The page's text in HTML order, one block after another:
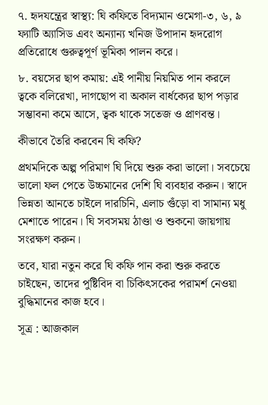
৭. হৃদযন্ত্রের স্বাস্থ্য: ঘি কফিতে বিদ্যমান ওমেগা-৩, ৬, ৯
ফ্যাটি অ্যাসিড এবং অন্যান্য খনিজ উপাদান হৃদরোগ
প্রতিরোধে গুরুত্বপূর্ণ ভূমিকা পালন করে।
৮. বয়সের ছাপ কমায়: এই পানীয় নিয়মিত পান করলে
ত্বকে বলিরেখা, দাগছোপ বা অকাল বার্ধক্যের ছাপ পড়ার
সম্ভাবনা কমে আসে, ত্বক থাকে সতেজ ও প্রাণবন্ত।
কীভাবে তৈরি করবেন ঘি কফি?
প্রথমদিকে অল্প পরিমাণ ঘি দিয়ে শুরু করা ভালো। সবচেয়ে
ভালো ফল পেতে উচ্চমানের দেশি ঘি ব্যবহার করুন। স্বাদে
ভিন্নতা আনতে চাইলে দারচিনি, এলাচ গুঁড়ো বা সামান্য মধু
মেশাতে পারেন। ঘি সবসময় ঠাণ্ডা ও শুকনো জায়গায়
সংরক্ষণ করুন।
তবে, যারা নতুন করে ঘি কফি পান করা শুরু করতে
চাইছেন, তাদের পুষ্টিবিদ বা চিকিৎসকের পরামর্শ নেওয়া
বুদ্ধিমানের কাজ হবে।
সূত্র : আজকাল